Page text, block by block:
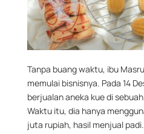
Tanpa buang waktu, ibu
memulai bisnisnya. Pada 14
berjualan aneka kue di
Waktu itu, dia hanya
juta rupiah, hasil menjual padi.